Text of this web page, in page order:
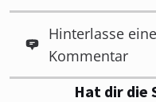
Hinterlasse
Kommentar
Hat dir die